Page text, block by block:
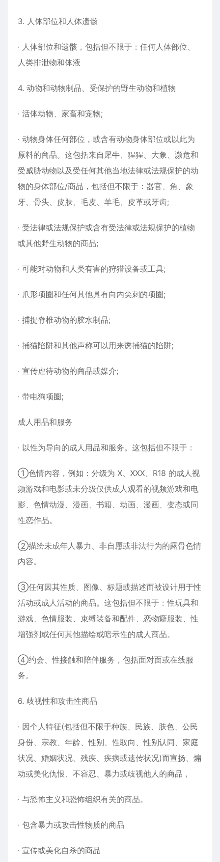
3. 人体部位和人体遗骸
· 人体部位和遗骸，包括但不限于：任何人体部位、
人类排泄物和体液
4. 动物和动物制品、受保护的野生动物和植物
· 活体动物、家畜和宠物;
· 动物身体任何部位，或含有动物身体部位或以此为
原料的商品。这包括来自犀牛、猩猩、大象、濒危和
受威胁动物以及受任何其他当地法律或法规保护的动
物的身体部位/商品，包括但不限于：器官、角、象
牙、骨头、皮肤、毛皮、羊毛、皮革或牙齿;
· 受法律或法规保护或含有受法律或法规保护的植物
或其他野生动物的商品;
· 可能对动物和人类有害的狩猎设备或工具;
· 爪形项圈和任何其他具有向内尖刺的项圈;
· 捕捉脊椎动物的胶水制品;
· 捕猫陷阱和其他声称可以用来诱捕猫的陷阱;
· 宣传虐待动物的商品或媒介;
· 带电狗项圈;
成人用品和服务
· 以性为导向的成人用品和服务。这包括但不限于：
①色情内容，例如：分级为 X、XXX、R18 的成人视
频游戏和电影或未分级仅供成人观看的视频游戏和电
影、色情动漫、漫画、书籍、动画、漫画、变态或同
性恋作品。
②描绘未成年人暴力、非自愿或非法行为的露骨色情
内容。
③任何因其性质、图像、标题或描述而被设计用于性
活动或成人活动的商品。这包括但不限于：性玩具和
游戏、色情服装、束缚装备和配件、恋物癖服装、性
增强剂或任何其他描绘或暗示性的成人商品。
④约会、性接触和陪伴服务，包括面对面或在线服
务。
6. 歧视性和攻击性商品
· 因个人特征(包括但不限于种族、民族、肤色、公民
身份、宗教、年龄、性别、性取向、性别认同、家庭
状况、婚姻状况、残疾、疾病或遗传状况)而宣扬、煽
动或美化仇恨、不容忍、暴力或歧视他人的商品，
· 与恐怖主义和恐怖组织有关的商品。
· 包含暴力或攻击性物质的商品
· 宣传或美化自杀的商品